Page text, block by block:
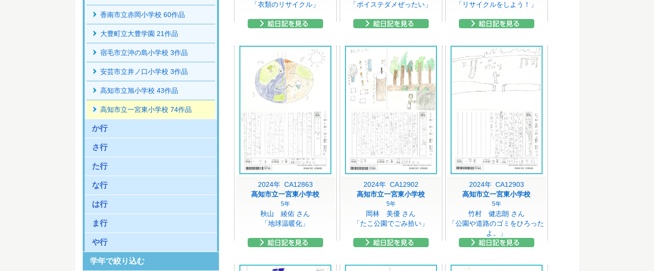
「衣類のリサイクル」
「ポイステダメぜったい」
「リサイクルをしよう！」
2024年 CA12863
高知市立一宮東小学校
5年
秋山 綾佑 さん
「地球温暖化」
2024年 CA12902
高知市立一宮東小学校
5年
岡林 美優 さん
「たこ公園でごみ拾い」
2024年 CA12903
高知市立一宮東小学校
5年
竹村 健志朗 さん
「公園や道路のゴミをひろった
よ。」
香南市立赤岡小学校 60作品
大豊町立大豊学園 21作品
宿毛市立沖の島小学校 3作品
安芸市立井ノ口小学校 3作品
高知市立旭小学校 43作品
高知市立一宮東小学校 74作品
か行
さ行
た行
な行
は行
ま行
や行
学年で絞り込む